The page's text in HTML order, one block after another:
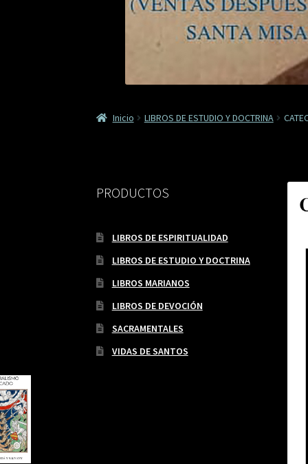
Inicio LIBROS DE ESTUDIO Y DOCTRINA
PRODUCTOS
LIBROS DE ESPIRITUALIDAD
LIBROS DE ESTUDIO Y DOCTRINA
LIBROS MARIANOS
LIBROS DE DEVOCIÓN
SACRAMENTALES
VIDAS DE SANTOS